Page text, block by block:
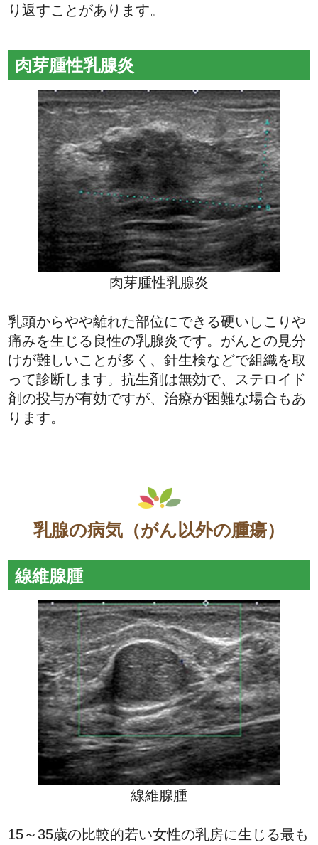
り返すことがあります。
肉芽腫性乳腺炎
肉芽腫性乳腺炎
乳頭からやや離れた部位にできる硬いしこりや
痛みを生じる良性の乳腺炎です。がんとの見分
けが難しいことが多く、針生検などで組織を取
って診断します。抗生剤は無効で、ステロイド
剤の投与が有効ですが、治療が困難な場合もあ
ります。
乳腺の病気（がん以外の腫瘍）
線維腺腫
線維腺腫
15～35歳の比較的若い女性の乳房に生じる最も